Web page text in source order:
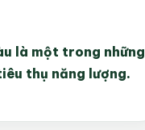
là một trong những
thụ năng lượng.